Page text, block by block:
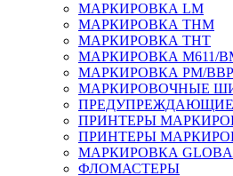
МАРКИРОВКА LM
МАРКИРОВКА THM
МАРКИРОВКА THT
МАРКИРОВКА M611/
МАРКИРОВКА PM/
МАРКИРОВОЧНЫЕ
ПРИНТЕРЫ
ПРИНТЕРЫ
МАРКИРОВКА
ФЛОМАСТЕРЫ